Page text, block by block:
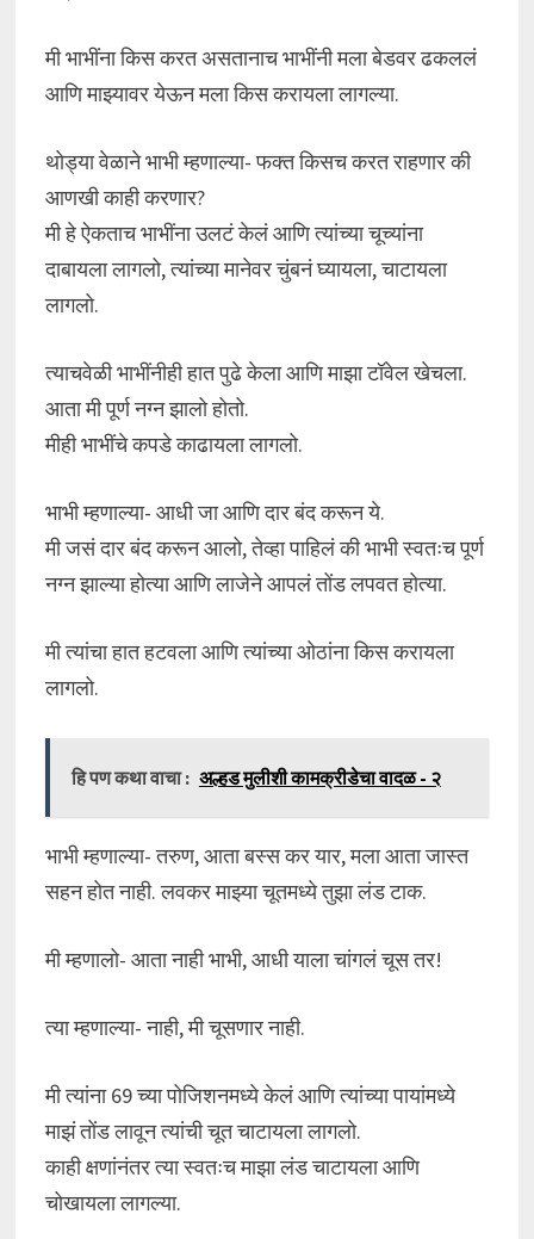
मी भाभींना किस करत असतानाच भाभींनी मला बेडवर ढकललं
आणि माझ्यावर येऊन मला किस करायला लागल्या.
थोड्या वेळाने भाभी म्हणाल्या- फक्त किसच करत राहणार की
आणखी काही करणार?
मी हे ऐकताच भाभींना उलटं केलं आणि त्यांच्या चूच्यांना
दाबायला लागलो, त्यांच्या मानेवर चुंबनं घ्यायला, चाटायला
लागलो.
त्याचवेळी भाभींनीही हात पुढे केला आणि माझा टॉवेल खेचला.
आता मी पूर्ण नग्न झालो होतो.
मीही भाभींचे कपडे काढायला लागलो.
भाभी म्हणाल्या- आधी जा आणि दार बंद करून ये.
मी जसं दार बंद करून आलो, तेव्हा पाहिलं की भाभी स्वतःच पूर्ण
नग्न झाल्या होत्या आणि लाजेने आपलं तोंड लपवत होत्या.
मी त्यांचा हात हटवला आणि त्यांच्या ओठांना किस करायला
लागलो.
हि पण कथा वाचा : अल्हड मुलीशी कामक्रीडेचा वादळ - २
भाभी म्हणाल्या- तरुण, आता बस्स कर यार, मला आता जास्त
सहन होत नाही. लवकर माझ्या चूतमध्ये तुझा लंड टाक.
मी म्हणालो- आता नाही भाभी, आधी याला चांगलं चूस तर!
त्या म्हणाल्या- नाही, मी चूसणार नाही.
मी त्यांना 69 च्या पोजिशनमध्ये केलं आणि त्यांच्या पायांमध्ये
माझं तोंड लावून त्यांची चूत चाटायला लागलो.
काही क्षणांनंतर त्या स्वतःच माझा लंड चाटायला आणि
चोखायला लागल्या.